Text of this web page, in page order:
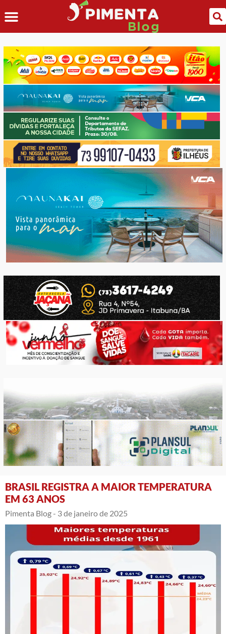
BRASIL REGISTRA A MAIOR TEMPERATURA
EM 63 ANOS
Pimenta Blog - 3 de janeiro de 2025